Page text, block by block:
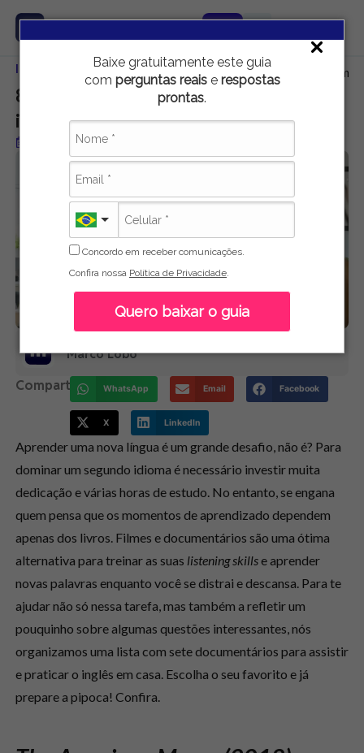
Baixe gratuitamente este guia
com perguntas reaise respostas
prontas.
Concordo em receber comunicações.
Confira nossa Política de Privacidade.
Quero baixar o guia
Início Educação 8 documentários para você praticar inglês em
8 documentários para você praticar
inglês em casa
Publicado em 16 de maio de 2021
Marco Lobo
Compartilhe: WhatsApp Email Facebook
X LinkedIn
Aprender uma nova língua é um grande desafio, não é? Para
dominar um segundo idioma é necessário investir muita
dedicação e várias horas de estudo. No entanto, se engana
quem pensa que os momentos de aprendizado dependem
apenas dos livros. Filmes e documentários são uma ótima
alternativa para treinar as suas listening skillse aprender
novas palavras enquanto você se distrai e descansa. Para te
ajudar não só nessa tarefa, mas também a refletir um
pouquinho sobre algumas questões interessantes, nós
organizamos uma lista com sete documentários para assistir
e praticar o inglês em casa. Escolha o seu favorito e já
prepare a pipoca! Confira.